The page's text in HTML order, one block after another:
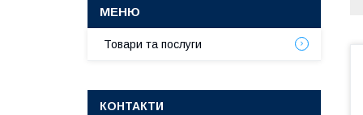
Товари та послуги
КОНТАКТИ